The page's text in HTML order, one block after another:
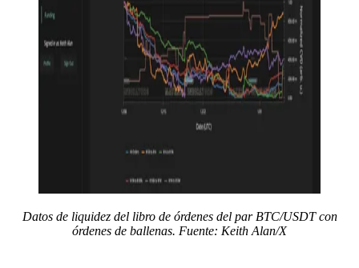
Datos de liquidez del libro de órdenes del par BTC/USDT con
órdenes de ballenas. Fuente: Keith Alan/X